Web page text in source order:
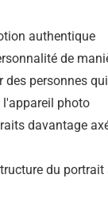
authentique
de
des personnes
l'appareil photo
davantage
du